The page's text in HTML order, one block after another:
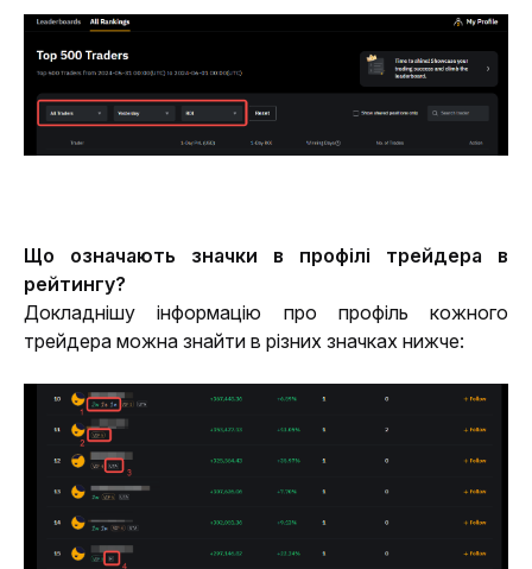
Що означають значки в профілі трейдера в
рейтингу?
Докладнішу інформацію про профіль кожного
трейдера можна знайти в різних значках нижче: